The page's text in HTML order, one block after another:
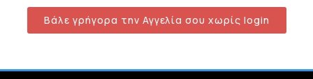
Βάλε γρήγορα την Αγγελία σου χωρίς login